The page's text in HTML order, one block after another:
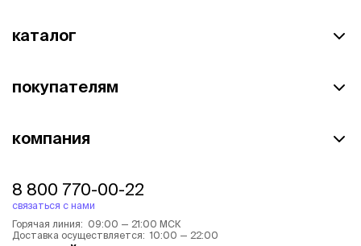
каталог
покупателям
компания
8 800 770-00-22
связаться с нами
Горячая линия: 09:00 — 21:00 МСК
Доставка осуществляется: 10:00 — 22:00